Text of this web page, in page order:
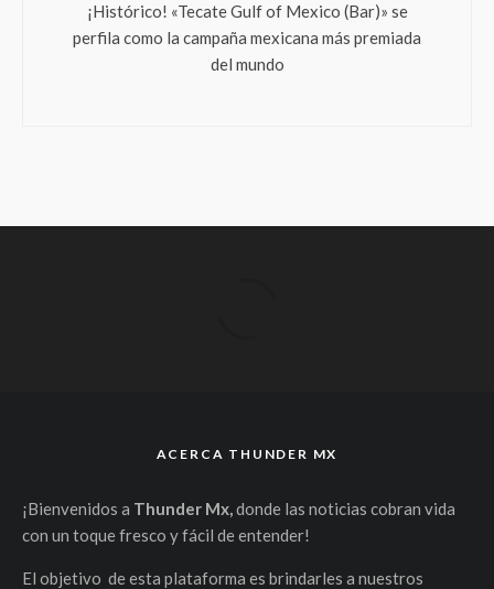
¡Histórico! «Tecate Gulf of Mexico (Bar)» se
perfila como la campaña mexicana más premiada
del mundo
ACERCA THUNDER MX
¡Bienvenidos a Thunder Mx,donde las noticias cobran vida
con un toque fresco y fácil de entender!
El objetivo de esta plataforma es brindarles a nuestros